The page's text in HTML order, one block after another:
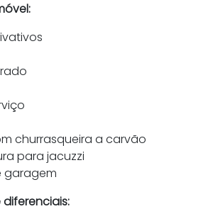
churrasqueira a carvão
para jacuzzi
garagem